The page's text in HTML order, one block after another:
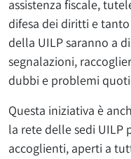
assistenza fiscale,
difesa dei diritti e
della UILP saranno a
segnalazioni,
dubbi e problemi
Questa iniziativa è
la rete delle sedi UILP
accoglienti, aperti a